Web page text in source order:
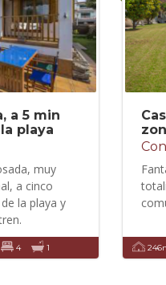
a 5 min
playa
muy
a cinco
la playa y
4 1